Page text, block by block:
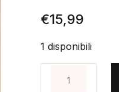
€15,99
1 disponibili